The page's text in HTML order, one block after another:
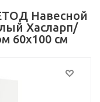
Навесной
Хасларп/
60x100 см